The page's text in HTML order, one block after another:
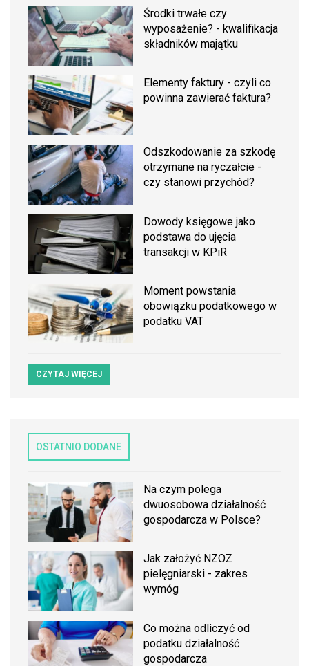
Środki trwałe czy
wyposażenie? - kwalifikacja
składników majątku
Elementy faktury - czyli co
powinna zawierać faktura?
Odszkodowanie za szkodę
otrzymane na ryczałcie -
czy stanowi przychód?
Dowody księgowe jako
podstawa do ujęcia
transakcji w KPiR
Moment powstania
obowiązku podatkowego w
podatku VAT
CZYTAJ WIĘCEJ
OSTATNIO DODANE
Na czym polega
dwuosobowa działalność
gospodarcza w Polsce?
Jak założyć NZOZ
pielęgniarski - zakres
wymóg
Co można odliczyć od
podatku działalność
gospodarcza